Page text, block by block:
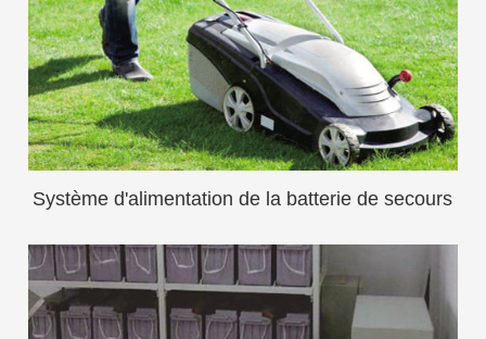
Système d'alimentation de la batterie de secours